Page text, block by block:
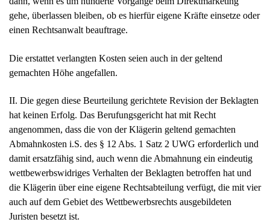
gehe, überlassen bleiben, ob es hierfür eigene Kräfte einsetze oder
einen Rechtsanwalt beauftrage.
Die erstattet verlangten Kosten seien auch in der geltend
gemachten Höhe angefallen.
II. Die gegen diese Beurteilung gerichtete Revision der Beklagten
hat keinen Erfolg. Das Berufungsgericht hat mit Recht
angenommen, dass die von der Klägerin geltend gemachten
Abmahnkosten i.S. des § 12 Abs. 1 Satz 2 UWG erforderlich und
damit ersatzfähig sind, auch wenn die Abmahnung ein eindeutig
wettbewerbswidriges Verhalten der Beklagten betroffen hat und
die Klägerin über eine eigene Rechtsabteilung verfügt, die mit vier
auch auf dem Gebiet des Wettbewerbsrechts ausgebildeten
Juristen besetzt ist.